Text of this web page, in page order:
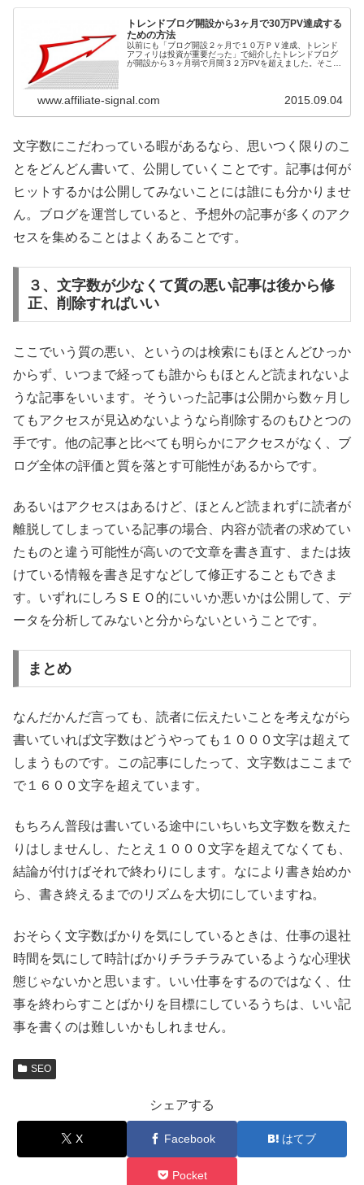
トレンドブログ開設から3ヶ月で30万PV達成する
ための方法
以前にも「ブログ開設２ヶ月で１０万ＰＶ達成、トレンド
アフィリは投資が重要だった」で紹介したトレンドブログ
が開設から３ヶ月弱で月間３２万PVを超えました。そこで
www.affiliate-signal.com 2015.09.04
文字数にこだわっている暇があるなら、思いつく限りのこ
とをどんどん書いて、公開していくことです。記事は何が
ヒットするかは公開してみないことには誰にも分かりませ
ん。ブログを運営していると、予想外の記事が多くのアク
セスを集めることはよくあることです。
３、文字数が少なくて質の悪い記事は後から修
正、削除すればいい
ここでいう質の悪い、というのは検索にもほとんどひっか
からず、いつまで経っても誰からもほとんど読まれないよ
うな記事をいいます。そういった記事は公開から数ヶ月し
てもアクセスが見込めないようなら削除するのもひとつの
手です。他の記事と比べても明らかにアクセスがなく、ブ
ログ全体の評価と質を落とす可能性があるからです。
あるいはアクセスはあるけど、ほとんど読まれずに読者が
離脱してしまっている記事の場合、内容が読者の求めてい
たものと違う可能性が高いので文章を書き直す、または抜
けている情報を書き足すなどして修正することもできま
す。いずれにしろＳＥＯ的にいいか悪いかは公開して、デ
ータを分析してみないと分からないということです。
まとめ
なんだかんだ言っても、読者に伝えたいことを考えながら
書いていれば文字数はどうやっても１０００文字は超えて
しまうものです。この記事にしたって、文字数はここまで
で１６００文字を超えています。
もちろん普段は書いている途中にいちいち文字数を数えた
りはしませんし、たとえ１０００文字を超えてなくても、
結論が付けばそれで終わりにします。なにより書き始めか
ら、書き終えるまでのリズムを大切にしていますね。
おそらく文字数ばかりを気にしているときは、仕事の退社
時間を気にして時計ばかりチラチラみているような心理状
態じゃないかと思います。いい仕事をするのではなく、仕
事を終わらすことばかりを目標にしているうちは、いい記
事を書くのは難しいかもしれません。
SEO
シェアする
X Facebook はてブ
Pocket